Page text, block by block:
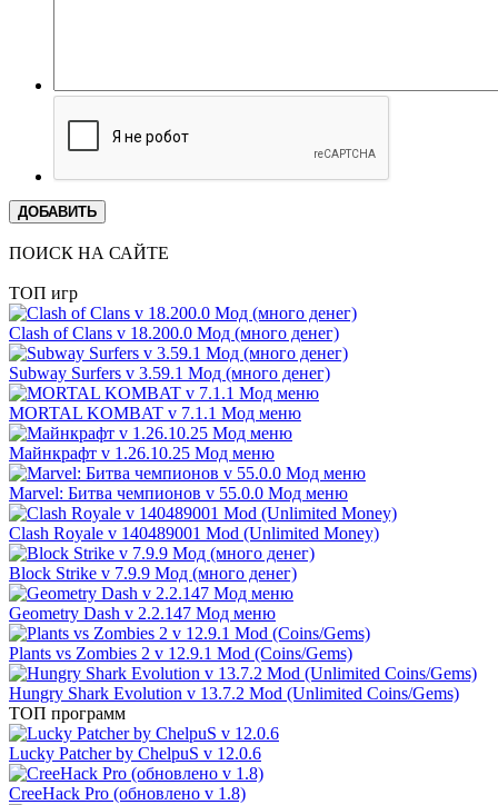
ДОБАВИТЬ
ПОИСК НА САЙТЕ
ТОП игр
Clash of Clans v 18.200.0 Мод (много денег)
Subway Surfers v 3.59.1 Мод (много денег)
MORTAL KOMBAT v 7.1.1 Мод меню
Майнкрафт v 1.26.10.25 Мод меню
Marvel: Битва чемпионов v 55.0.0 Мод меню
Clash Royale v 140489001 Mod (Unlimited Money)
Block Strike v 7.9.9 Мод (много денег)
Geometry Dash v 2.2.147 Мод меню
Plants vs Zombies 2 v 12.9.1 Mod (Coins/Gems)
Hungry Shark Evolution v 13.7.2 Mod (Unlimited Coins/Gems)
ТОП программ
Lucky Patcher by ChelpuS v 12.0.6
CreeHack Pro (обновлено v 1.8)